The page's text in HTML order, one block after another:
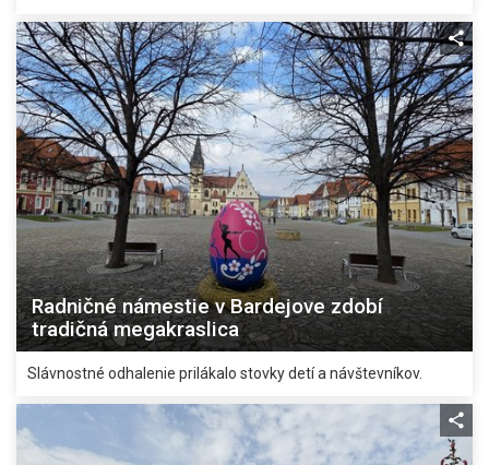
Radničné námestie v Bardejove zdobí
tradičná megakraslica
Slávnostné odhalenie prilákalo stovky detí a návštevníkov.